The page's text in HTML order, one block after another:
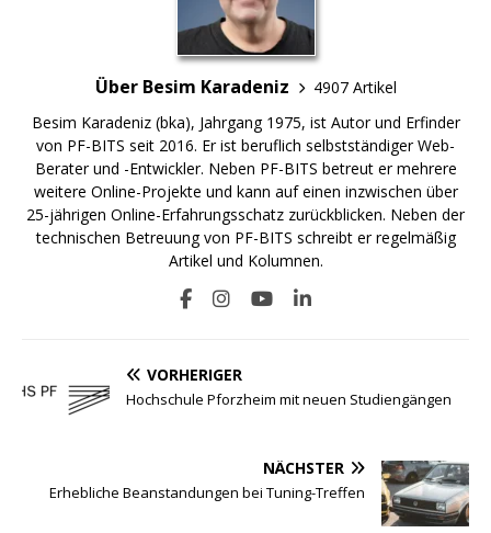
Über Besim Karadeniz
4907 Artikel
Besim Karadeniz (bka), Jahrgang 1975, ist Autor und Erfinder
von PF-BITS seit 2016. Er ist beruflich selbstständiger Web-
Berater und -Entwickler. Neben PF-BITS betreut er mehrere
weitere Online-Projekte und kann auf einen inzwischen über
25-jährigen Online-Erfahrungsschatz zurückblicken. Neben der
technischen Betreuung von PF-BITS schreibt er regelmäßig
Artikel und Kolumnen.
VORHERIGER
Hochschule Pforzheim mit neuen Studiengängen
NÄCHSTER
Erhebliche Beanstandungen bei Tuning-Treffen